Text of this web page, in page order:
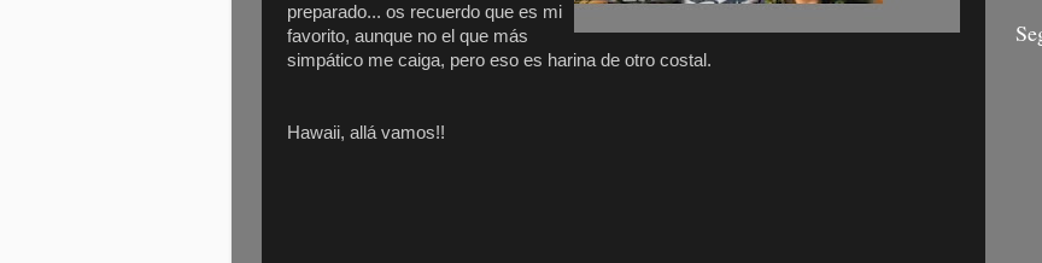
preparado... os recuerdo que es mi
favorito, aunque no el que más
simpático me caiga, pero eso es harina de otro costal.
Hawaii, allá vamos!!